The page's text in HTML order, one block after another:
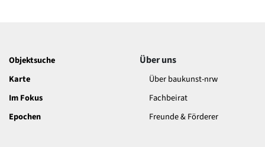
Objektsuche
Karte
Im Fokus
Epochen
Über uns
Über baukunst-nrw
Fachbeirat
Freunde & Förderer